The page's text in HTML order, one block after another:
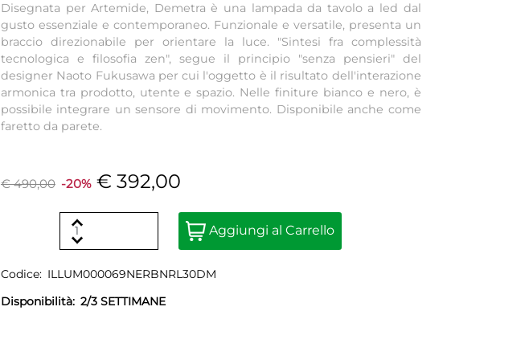
Disegnata per Artemide, Demetra è una lampada da tavolo a led dal
gusto essenziale e contemporaneo. Funzionale e versatile, presenta un
braccio direzionabile per orientare la luce. "Sintesi fra complessità
tecnologica e filosofia zen", segue il principio "senza pensieri" del
designer Naoto Fukusawa per cui l'oggetto è il risultato dell'interazione
armonica tra prodotto, utente e spazio. Nelle finiture bianco e nero, è
possibile integrare un sensore di movimento. Disponibile anche come
faretto da parete.
€ 490,00 -20% € 392,00
Quantity
Aggiungi al Carrello
Codice: ILLUM000069NERBNRL30DM
Disponibilità: 2/3 SETTIMANE